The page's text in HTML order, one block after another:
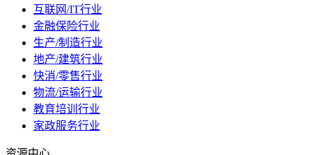
互联网/IT行业
金融保险行业
生产/制造行业
地产/建筑行业
快消/零售行业
物流/运输行业
教育培训行业
家政服务行业